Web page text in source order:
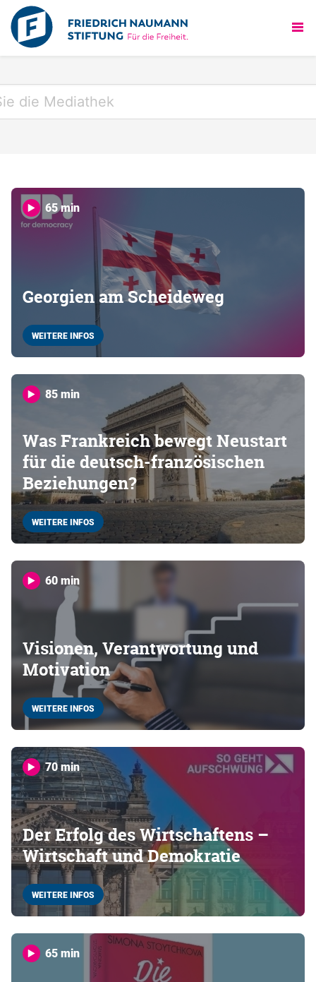
65 min
Georgien am Scheideweg
WEITERE INFOS
85 min
Was Frankreich bewegt Neustart
für die deutsch-französischen
Beziehungen?
WEITERE INFOS
60 min
Visionen, Verantwortung und
Motivation
WEITERE INFOS
70 min
Der Erfolg des Wirtschaftens –
Wirtschaft und Demokratie
WEITERE INFOS
65 min